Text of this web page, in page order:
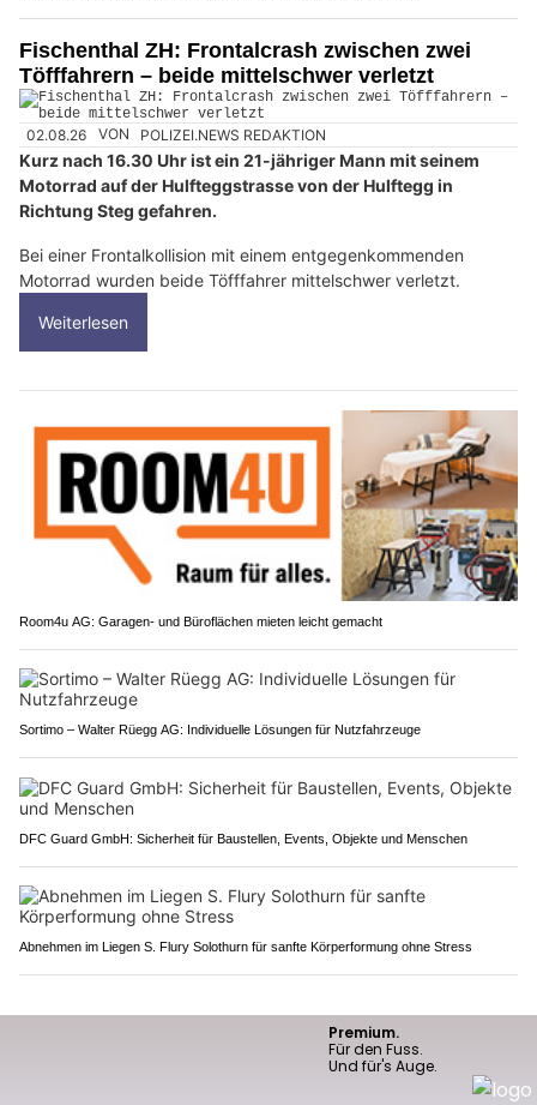
Fischenthal ZH: Frontalcrash zwischen zwei
Töfffahrern – beide mittelschwer verletzt
02.08.26 VON POLIZEI.NEWS REDAKTION
Kurz nach 16.30 Uhr ist ein 21-jähriger Mann mit seinem
Motorrad auf der Hulfteggstrasse von der Hulftegg in
Richtung Steg gefahren.
Bei einer Frontalkollision mit einem entgegenkommenden
Motorrad wurden beide Töfffahrer mittelschwer verletzt.
Weiterlesen
Room4u AG: Garagen- und Büroflächen mieten leicht gemacht
Sortimo – Walter Rüegg AG: Individuelle Lösungen für Nutzfahrzeuge
DFC Guard GmbH: Sicherheit für Baustellen, Events, Objekte und Menschen
Abnehmen im Liegen S. Flury Solothurn für sanfte Körperformung ohne Stress